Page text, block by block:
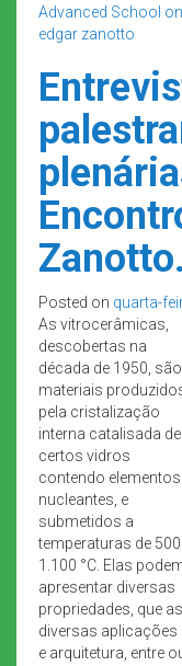
Advanced School
edgar zanotto
Zanotto.
Posted on quarta-
As vitrocerâmicas,
descobertas na
década de 1950, são
materiais
pela cristalização
interna catalisada de
certos vidros
contendo elementos
nucleantes, e
submetidos a
temperaturas de 500
1.100 °C. Elas
apresentar diversas
propriedades, que
diversas
e arquitetura, entre